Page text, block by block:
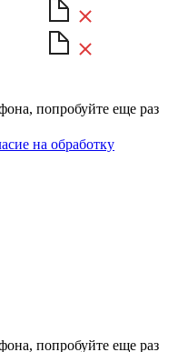
попробуйте еще раз
на обработку
попробуйте еще раз